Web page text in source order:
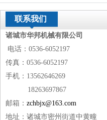
联系我们
诸城市华邦机械有限公司
电话：0536-6052197
传真：0536-6052197
手机：13562646269
18263697867
邮箱： zchbjx@163.com
地址：诸城市密州街道中黄疃